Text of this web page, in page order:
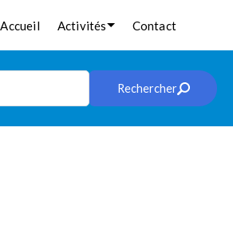
Accueil Activités Contact
Rechercher